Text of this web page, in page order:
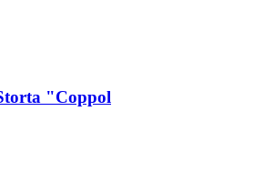
"Coppol